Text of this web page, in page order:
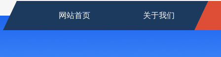
网站首页 关于我们